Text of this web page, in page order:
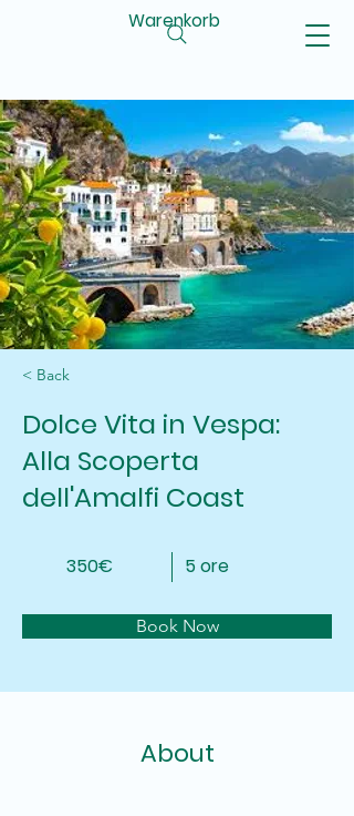
Warenkorb
< Back
Dolce Vita in Vespa:
Alla Scoperta
dell'Amalfi Coast
350€ 5 ore
Book Now
About